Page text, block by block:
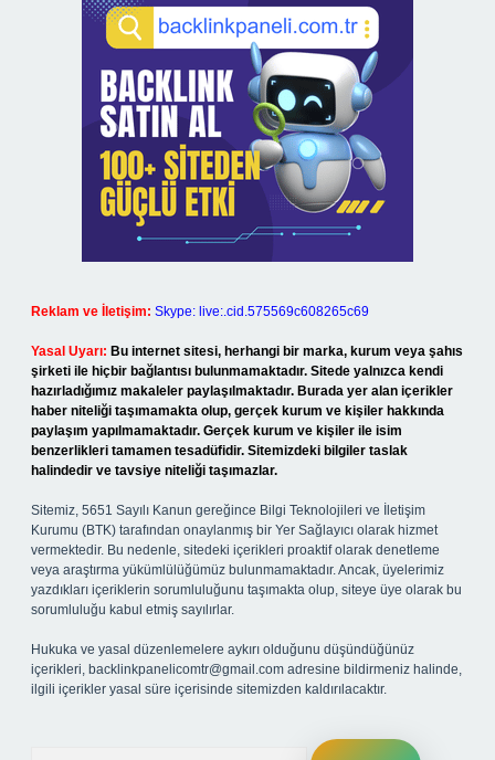
Reklam ve İletişim: Skype: live:.cid.575569c608265c69
Yasal Uyarı: Bu internet sitesi, herhangi bir marka, kurum veya şahıs
şirketi ile hiçbir bağlantısı bulunmamaktadır. Sitede yalnızca kendi
hazırladığımız makaleler paylaşılmaktadır. Burada yer alan içerikler
haber niteliği taşımamakta olup, gerçek kurum ve kişiler hakkında
paylaşım yapılmamaktadır. Gerçek kurum ve kişiler ile isim
benzerlikleri tamamen tesadüfidir. Sitemizdeki bilgiler taslak
halindedir ve tavsiye niteliği taşımazlar.
Sitemiz, 5651 Sayılı Kanun gereğince Bilgi Teknolojileri ve İletişim
Kurumu (BTK) tarafından onaylanmış bir Yer Sağlayıcı olarak hizmet
vermektedir. Bu nedenle, sitedeki içerikleri proaktif olarak denetleme
veya araştırma yükümlülüğümüz bulunmamaktadır. Ancak, üyelerimiz
yazdıkları içeriklerin sorumluluğunu taşımakta olup, siteye üye olarak bu
sorumluluğu kabul etmiş sayılırlar.
Hukuka ve yasal düzenlemelere aykırı olduğunu düşündüğünüz
içerikleri, backlinkpanelicomtr@gmail.com adresine bildirmeniz halinde,
ilgili içerikler yasal süre içerisinde sitemizden kaldırılacaktır.